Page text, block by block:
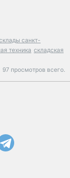
санкт-
техника складская
97 просмотров всего.